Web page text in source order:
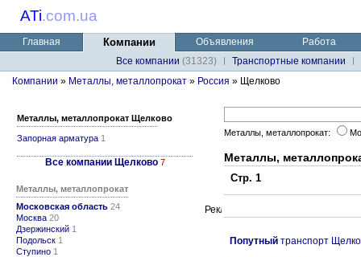
ATi.com.ua
Главная Компании Объявления
Работа
Все компании (31323)
Транспортные компании
Компании » Металлы, металлопрокат » Россия » Щелково
Металлы, металлопрокат Щелково
Запорная арматура 1
Все компании Щелково 7
Металлы, металлопрокат
Московская область 24
Москва 20
Дзержинский 1
Подольск 1
Ступино 1
Металлы, металлопрокат:
Металлы,
Стр. 1
Попутный транспорт